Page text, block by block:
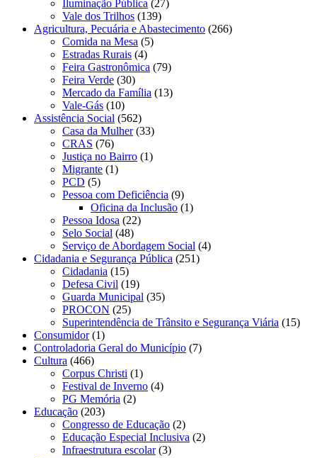
Iluminação Pública (27)
Vale dos Trilhos (139)
Agricultura, Pecuária e Abastecimento (266)
Comida na Mesa (5)
Estradas Rurais (4)
Feira Gastronômica (79)
Feira Verde (30)
Mercado da Família (13)
Vale-Gás (10)
Assistência Social (562)
Casa da Mulher(33)
CRAS (76)
Justiça no Bairro (1)
Migrante (1)
PCD (5)
Pessoa com Deficiência (9)
Oficina da Inclusão (1)
Pessoa Idosa (22)
Selo Social (48)
Serviço de Abordagem Social (4)
Cidadania e Segurança Pública (251)
Cidadania (15)
Defesa Civil (19)
Guarda Municipal (35)
PROCON (25)
Superintendência de Trânsito e Segurança Viária (15)
Consumidor(1)
Controladoria Geral do Município (7)
Cultura (466)
Corpus Christi (1)
Festival de Inverno (4)
PG Memória (2)
Educação (203)
Congresso de Educação (2)
Educação Especial Inclusiva (2)
Infraestrutura escolar(3)